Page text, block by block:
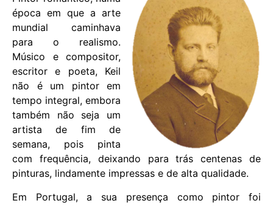
época em que a arte
mundial caminhava
para o realismo.
Músico e compositor,
escritor e poeta, Keil
não é um pintor em
tempo integral, embora
também não seja um
artista de fim de
semana, pois pinta
com frequência, deixando para trás centenas de
pinturas, lindamente impressas e de alta qualidade.
Em Portugal, a sua presença como pintor foi